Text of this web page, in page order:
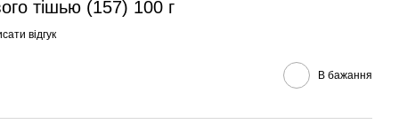
тішью (157) 100 г
відгук
В бажання